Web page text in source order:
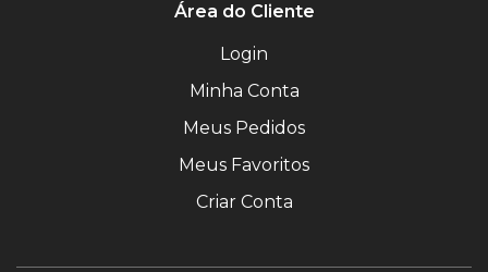
Área do Cliente
Login
Minha Conta
Meus Pedidos
Meus Favoritos
Criar Conta